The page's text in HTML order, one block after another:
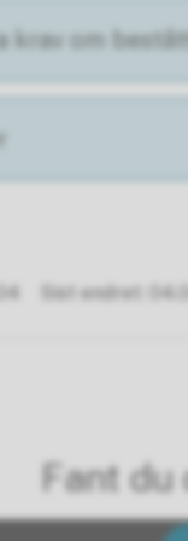
krav om
Sist endret
Fant